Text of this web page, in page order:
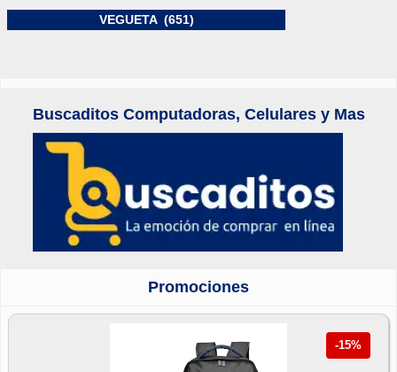
VEGUETA (651)
Buscaditos Computadoras, Celulares y Mas
Promociones
-15%